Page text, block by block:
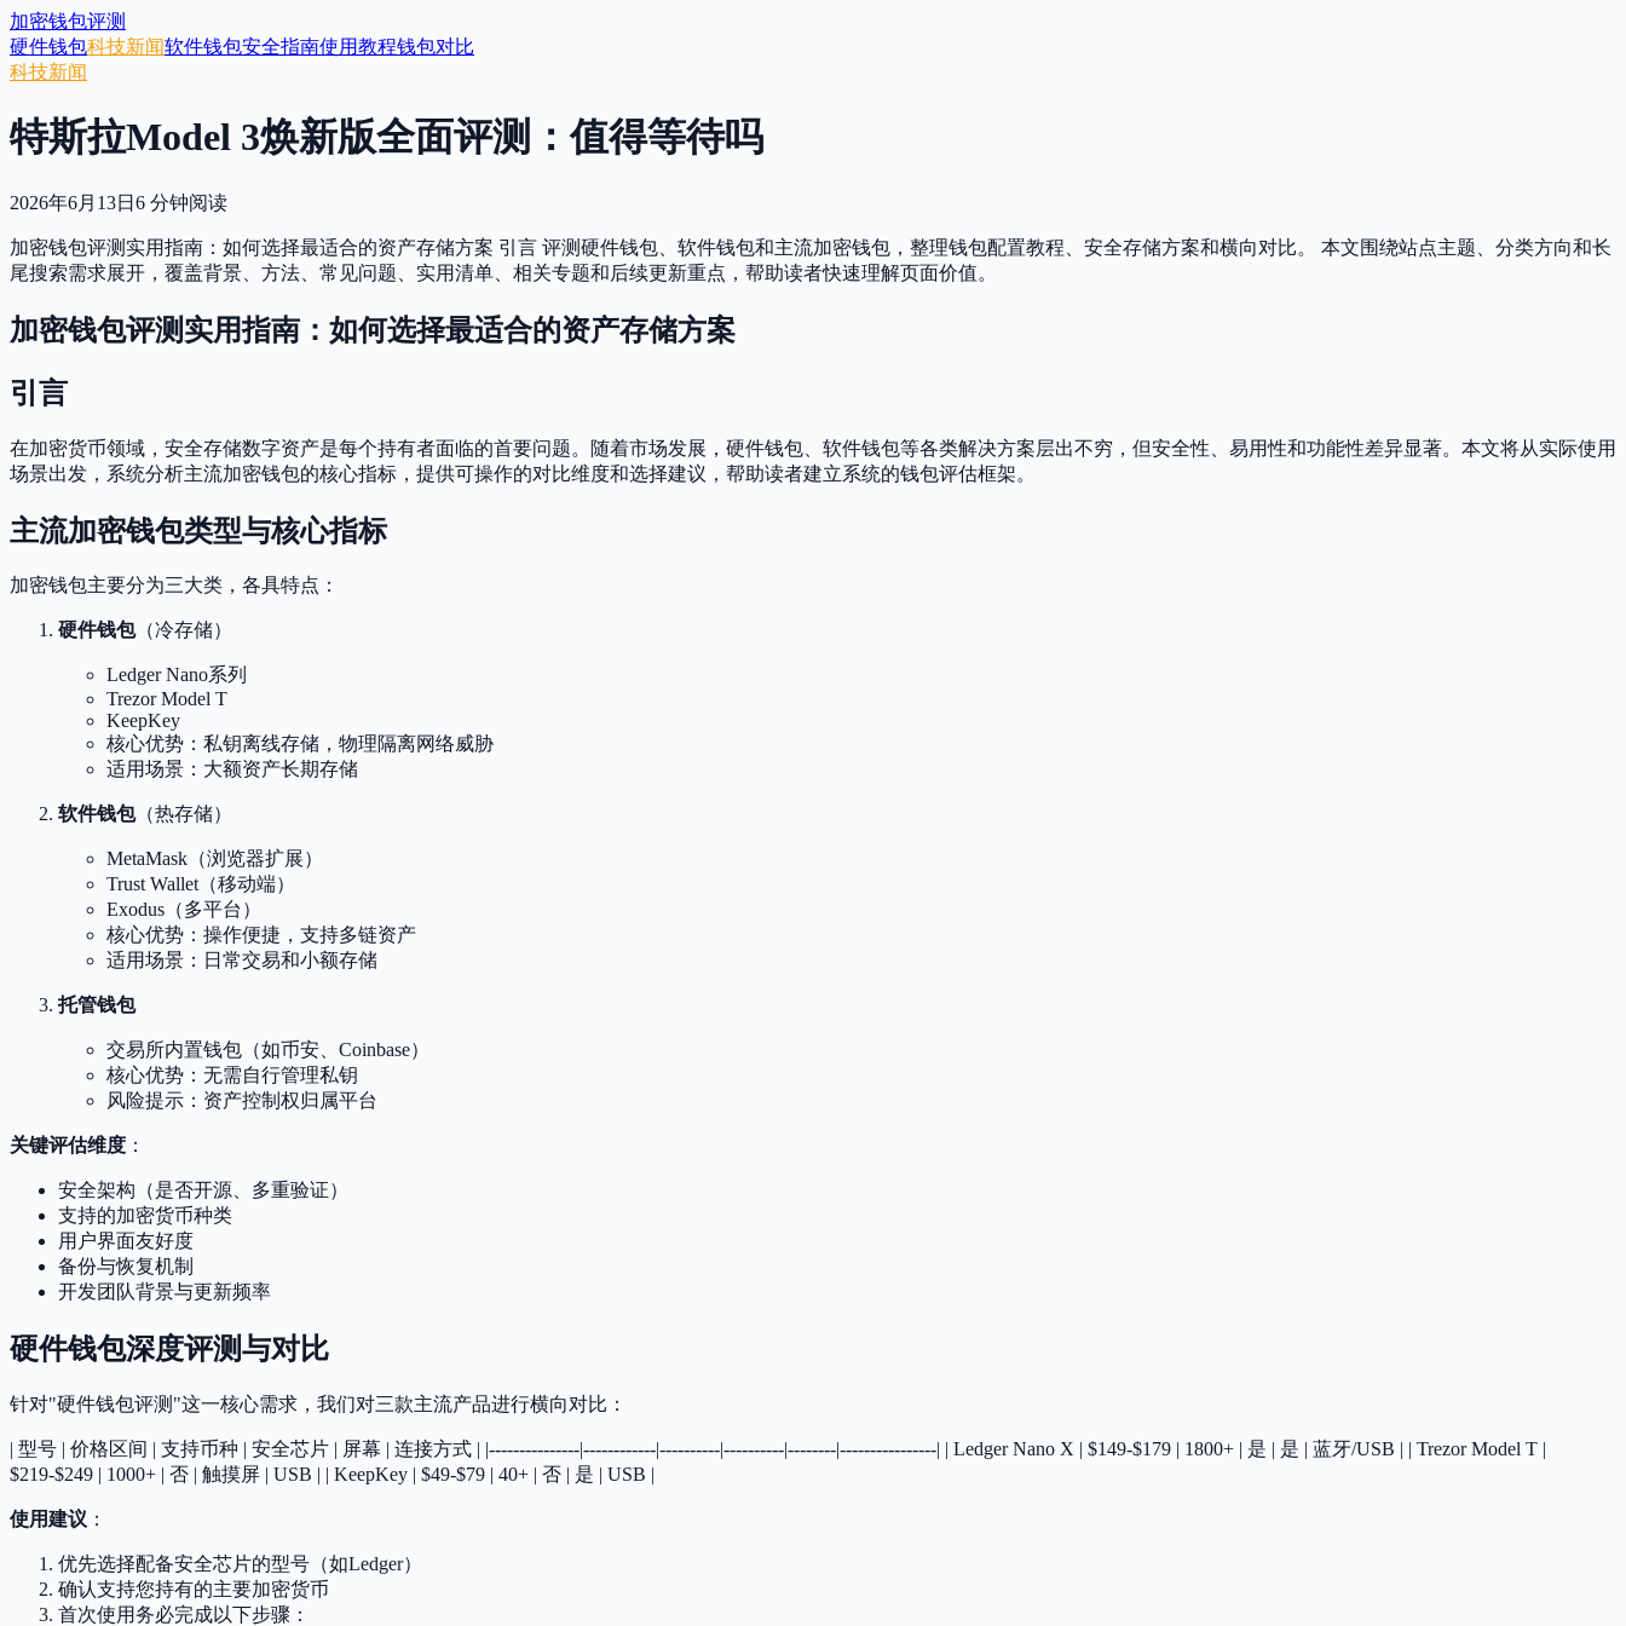
加密钱包评测
硬件钱包科技新闻软件钱包安全指南使用教程钱包对比
科技新闻
特斯拉Model 3焕新版全面评测：值得等待吗
2026年6月13日 6 分钟阅读
加密钱包评测实用指南：如何选择最适合的资产存储方案 引言 评测硬件钱包、软件钱包和主流加密钱包，整理钱包配置教程、安全存储方案和横向对比。 本文围绕站点主题、分类方向和长
尾搜索需求展开，覆盖背景、方法、常见问题、实用清单、相关专题和后续更新重点，帮助读者快速理解页面价值。
加密钱包评测实用指南：如何选择最适合的资产存储方案
引言
在加密货币领域，安全存储数字资产是每个持有者面临的首要问题。随着市场发展，硬件钱包、软件钱包等各类解决方案层出不穷，但安全性、易用性和功能性差异显著。本文将从实际使用
场景出发，系统分析主流加密钱包的核心指标，提供可操作的对比维度和选择建议，帮助读者建立系统的钱包评估框架。
主流加密钱包类型与核心指标
加密钱包主要分为三大类，各具特点：
硬件钱包（冷存储）
Ledger Nano系列
Trezor Model T
KeepKey
核心优势：私钥离线存储，物理隔离网络威胁
适用场景：大额资产长期存储
软件钱包（热存储）
MetaMask（浏览器扩展）
Trust Wallet（移动端）
Exodus（多平台）
核心优势：操作便捷，支持多链资产
适用场景：日常交易和小额存储
托管钱包
交易所内置钱包（如币安、Coinbase）
核心优势：无需自行管理私钥
风险提示：资产控制权归属平台
关键评估维度 ：
安全架构（是否开源、多重验证）
支持的加密货币种类
用户界面友好度
备份与恢复机制
开发团队背景与更新频率
硬件钱包深度评测与对比
针对"硬件钱包评测"这一核心需求，我们对三款主流产品进行横向对比：
| 型号 | 价格区间 | 支持币种 | 安全芯片 | 屏幕 | 连接方式 | |---------------|------------|----------|----------|--------|----------------| | Ledger Nano X | $149-$179 | 1800+ | 是 | 是 | 蓝牙/USB | | Trezor Model T |
$219-$249 | 1000+ | 否 | 触摸屏 | USB | | KeepKey | $49-$79 | 40+ | 否 | 是 | USB |
使用建议 ：
优先选择配备安全芯片的型号（如Ledger）
确认支持您持有的主要加密货币
首次使用务必完成以下步骤：